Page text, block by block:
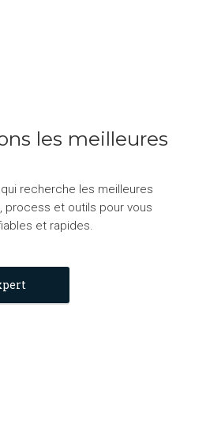
les meilleures
recherche les meilleures
process et outils pour vous
et rapides.